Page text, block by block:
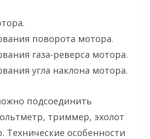
поворота мотора.
газа-реверса мотора.
угла наклона мотора.
подсоединить
триммер, эхолот
Технические особенности